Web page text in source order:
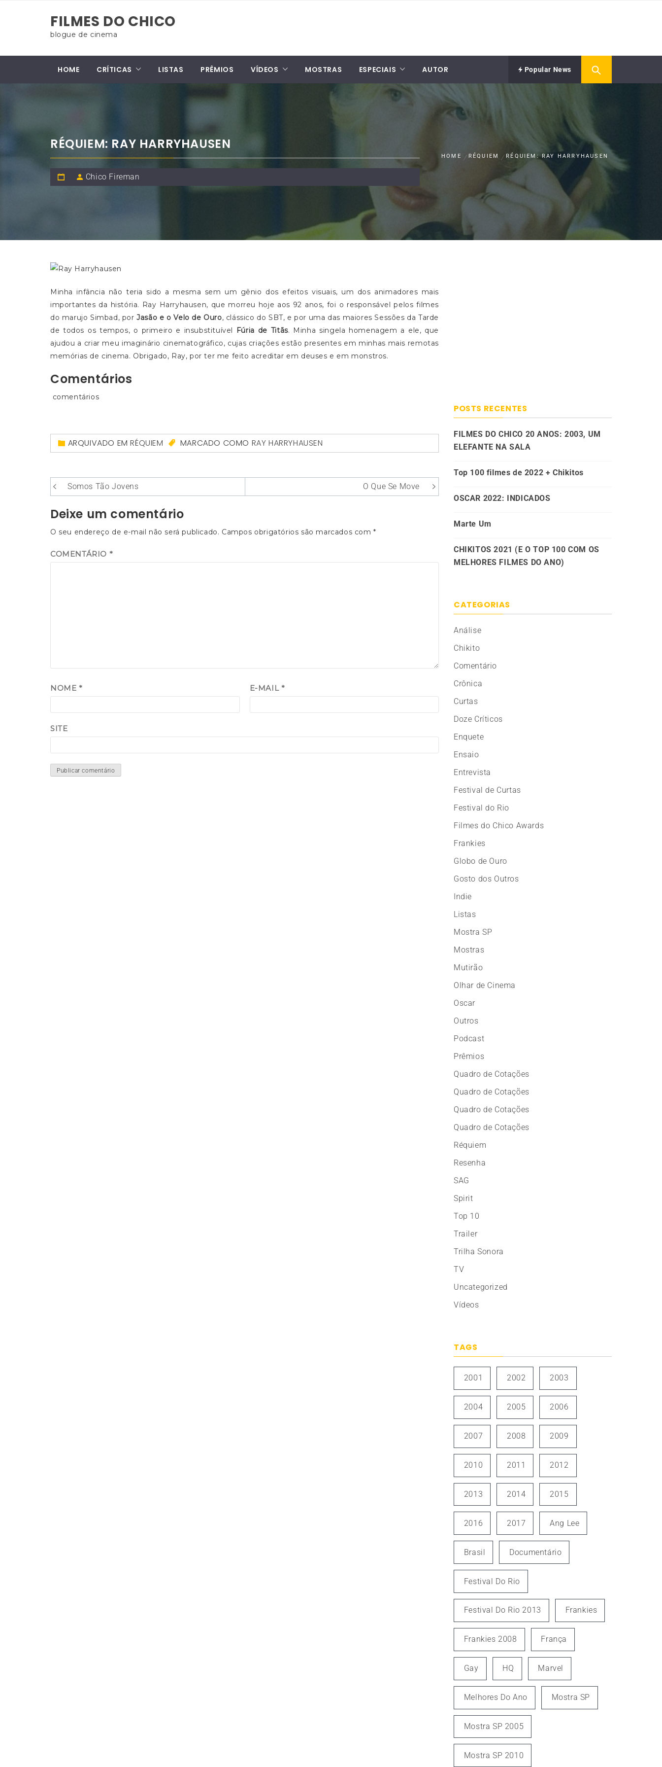
FILMES DO CHICO
blogue de cinema
HOME CRÍTICAS LISTAS PRÊMIOS VÍDEOS MOSTRAS ESPECIAIS AUTOR Popular News
RÉQUIEM: RAY HARRYHAUSEN
Chico Fireman
HOME RÉQUIEM RÉQUIEM: RAY HARRYHAUSEN
Minha infância não teria sido a mesma sem um gênio dos efeitos visuais, um dos animadores mais
importantes da história. Ray Harryhausen, que morreu hoje aos 92 anos, foi o responsável pelos filmes
do marujo Simbad, porJasão e o Velo de Ouro, clássico do SBT, e por uma das maiores Sessões da Tarde
de todos os tempos, o primeiro e insubstituível
Fúria de Titãs. Minha singela homenagem a ele, que
ajudou a criar meu imaginário cinematográfico, cujas criações estão presentes em minhas mais remotas
memórias de cinema. Obrigado, Ray, por ter me feito acreditar em deuses e em monstros.
Comentários
comentários
ARQUIVADO EMRÉQUIEM MARCADO COMO RAY HARRYHAUSEN
Navegação
de
Post
Somos Tão Jovens O Que Se Move
Deixe um comentário
O seu endereço de e-mail não será publicado. Campos obrigatórios são marcados com*
COMENTÁRIO *
NOME * E-MAIL *
SITE
POSTS RECENTES
FILMES DO CHICO 20 ANOS: 2003, UM
ELEFANTE NA SALA
Top 100 filmes de 2022 + Chikitos
OSCAR 2022: INDICADOS
Marte Um
CHIKITOS 2021 (E O TOP 100 COM OS
MELHORES FILMES DO ANO)
CATEGORIAS
Análise
Chikito
Comentário
Crônica
Curtas
Doze Críticos
Enquete
Ensaio
Entrevista
Festival de Curtas
Festival do Rio
Filmes do Chico Awards
Frankies
Globo de Ouro
Gosto dos Outros
Indie
Listas
Mostra SP
Mostras
Mutirão
Olhar de Cinema
Oscar
Outros
Podcast
Prêmios
Quadro de Cotações
Quadro de Cotações
Quadro de Cotações
Quadro de Cotações
Réquiem
Resenha
SAG
Spirit
Top 10
Trailer
Trilha Sonora
TV
Uncategorized
Vídeos
TAGS
2001 2002 2003
2004 2005 2006
2007 2008 2009
2010 2011 2012
2013 2014 2015
2016 2017 Ang Lee
Brasil Documentário
Festival Do Rio
Festival Do Rio 2013 Frankies
Frankies 2008 França
Gay HQ Marvel
Melhores Do Ano Mostra SP
Mostra SP 2005
Mostra SP 2010